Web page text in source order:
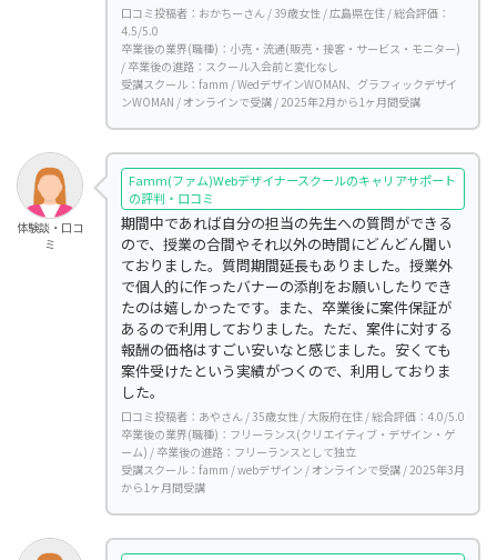
口コミ投稿者：おかちーさん / 39歳女性 / 広島県在住 / 総合評価：
4.5/5.0
卒業後の業界(職種)：小売・流通(販売・接客・サービス・モニター)
/ 卒業後の進路：スクール入会前と変化なし
受講スクール：famm / WedデザインWOMAN、グラフィックデザイ
ンWOMAN / オンラインで受講 / 2025年2月から1ヶ月間受講
体験談・口コ
ミ
Famm(ファム)Webデザイナースクールのキャリアサポート
の評判・口コミ
期間中であれば自分の担当の先生への質問ができる
ので、授業の合間やそれ以外の時間にどんどん聞い
ておりました。質問期間延長もありました。授業外
で個人的に作ったバナーの添削をお願いしたりでき
たのは嬉しかったです。また、卒業後に案件保証が
あるので利用しておりました。ただ、案件に対する
報酬の価格はすごい安いなと感じました。安くても
案件受けたという実績がつくので、利用しておりま
した。
口コミ投稿者：あやさん / 35歳女性 / 大阪府在住 / 総合評価：4.0/5.0
卒業後の業界(職種)：フリーランス(クリエイティブ・デザイン・ゲ
ーム) / 卒業後の進路：フリーランスとして独立
受講スクール：famm / webデザイン / オンラインで受講 / 2025年3月
から1ヶ月間受講